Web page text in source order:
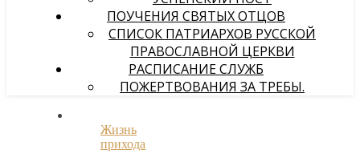
ПОУЧЕНИЯ СВЯТЫХ ОТЦОВ
СПИСОК ПАТРИАРХОВ РУССКОЙ
ПРАВОСЛАВНОЙ ЦЕРКВИ
РАСПИСАНИЕ СЛУЖБ
ПОЖЕРТВОВАНИЯ ЗА ТРЕБЫ.
Жизнь
прихода